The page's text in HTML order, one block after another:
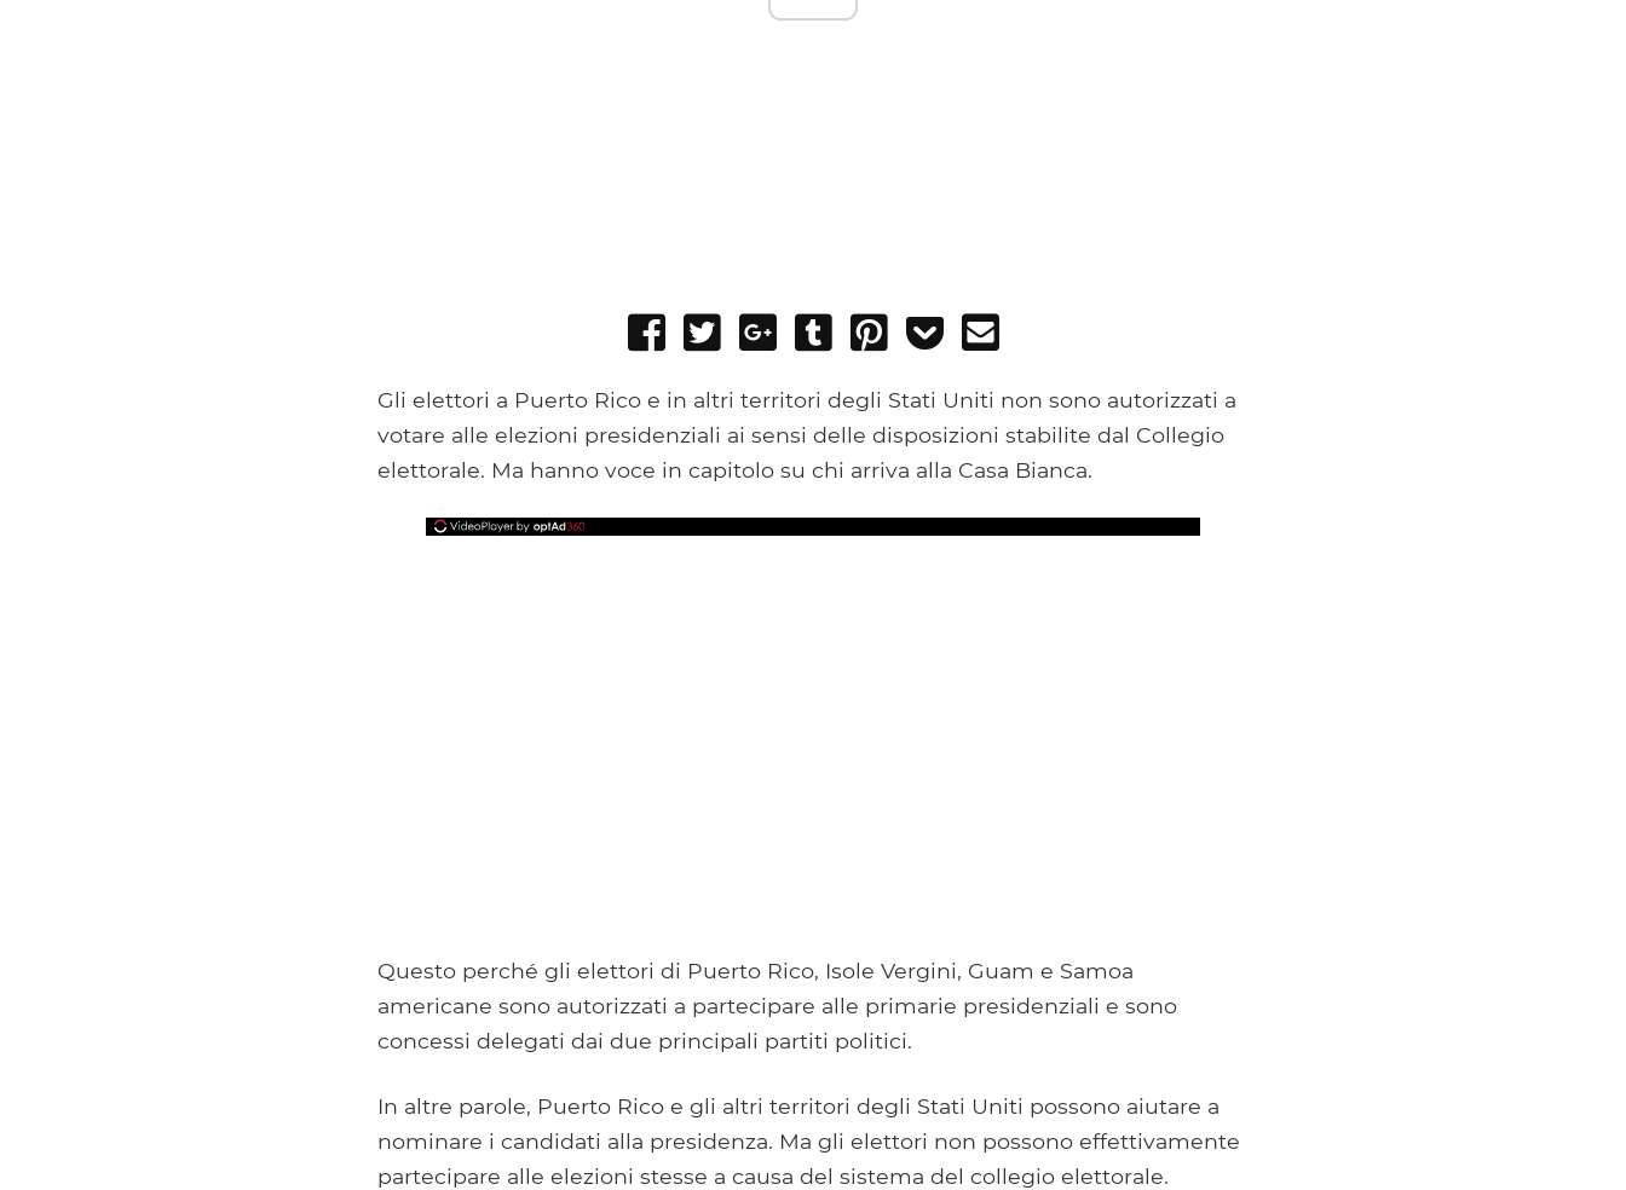
Share
Facebook
Tweet
Share
Google+
Post
Tumblr
Pin
Add
Pocket
Gli elettori a Puerto Rico e in altri territori degli Stati Uniti non sono autorizzati a
votare alle elezioni presidenziali ai sensi delle disposizioni stabilite dal Collegio
elettorale. Ma hanno voce in capitolo su chi arriva alla Casa Bianca.
Questo perché gli elettori di Puerto Rico, Isole Vergini, Guam e Samoa
americane sono autorizzati a partecipare alle primarie presidenziali e sono
concessi delegati dai due principali partiti politici.
In altre parole, Puerto Rico e gli altri territori degli Stati Uniti possono aiutare a
nominare i candidati alla presidenza. Ma gli elettori non possono effettivamente
partecipare alle elezioni stesse a causa del sistema del collegio elettorale.